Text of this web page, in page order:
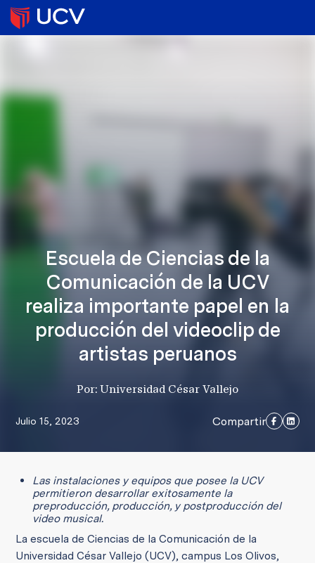
Escuela de Ciencias de la
Comunicación de la UCV
realiza importante papel en la
producción del videoclip de
artistas peruanos
Por: Universidad César Vallejo
Julio 15, 2023 Compartir
Las instalaciones y equipos que posee la UCV
permitieron desarrollar exitosamente la
preproducción, producción, y postproducción del
video musical.
La escuela de Ciencias de la Comunicación de la
Universidad César Vallejo (UCV), campus Los Olivos,